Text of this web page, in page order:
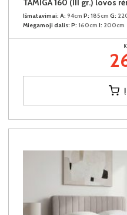
Išmatavimai: A: 94cm P: 185cm G:
Miegamoji dalis: P: 160cm I: 200cm